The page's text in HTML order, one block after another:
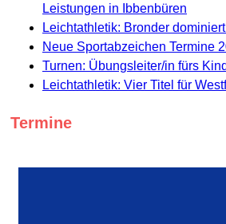
Leistungen in Ibbenbüren
Leichtathletik: Bronder
Neue Sportabzeichen Termine
Turnen: Übungsleiter/in fürs
Leichtathletik: Vier Titel für
Termine